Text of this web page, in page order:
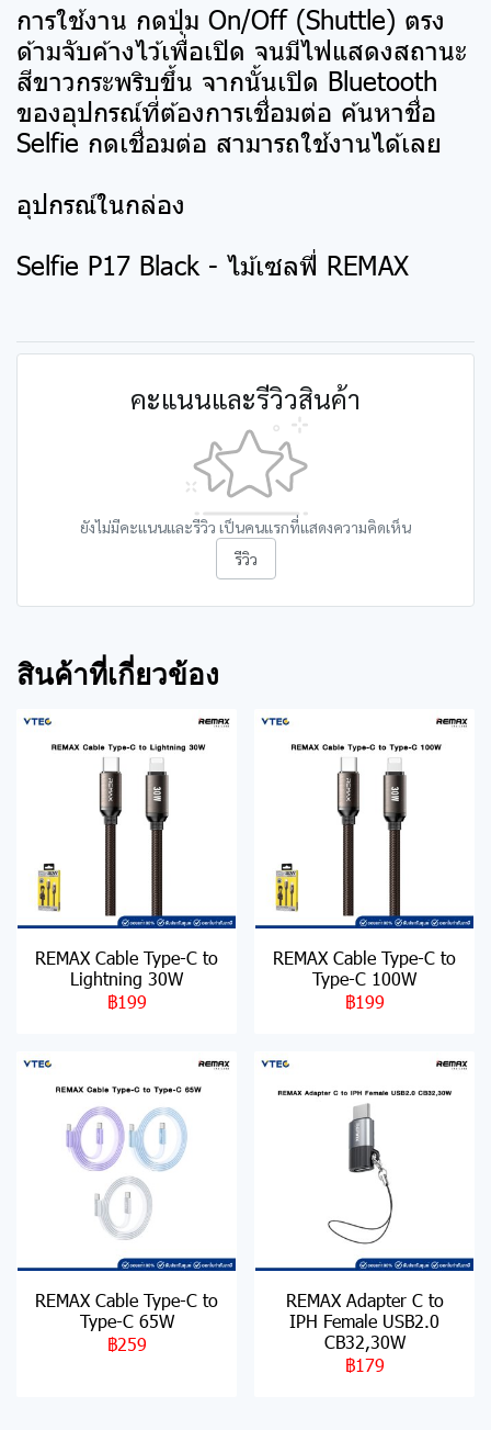
การใช้งาน กดปุ่ม On/Off (Shuttle) ตรง
ด้ามจับค้างไว้เพื่อเปิด จนมีไฟแสดงสถานะ
สีขาวกระพริบขึ้น จากนั้นเปิด Bluetooth
ของอุปกรณ์ที่ต้องการเชื่อมต่อ ค้นหาชื่อ
Selfie กดเชื่อมต่อ สามารถใช้งานได้เลย
อุปกรณ์ในกล่อง
Selfie P17 Black - ไม้เซลฟี่ REMAX
คะแนนและรีวิวสินค้า
ยังไม่มีคะแนนและรีวิว เป็นคนแรกที่แสดงความคิดเห็น
รีวิว
สินค้าที่เกี่ยวข้อง
REMAX Cable Type-C to
Lightning 30W
฿199
REMAX Cable Type-C to
Type-C 100W
฿199
REMAX Cable Type-C to
Type-C 65W
฿259
REMAX Adapter C to
IPH Female USB2.0
CB32,30W
฿179